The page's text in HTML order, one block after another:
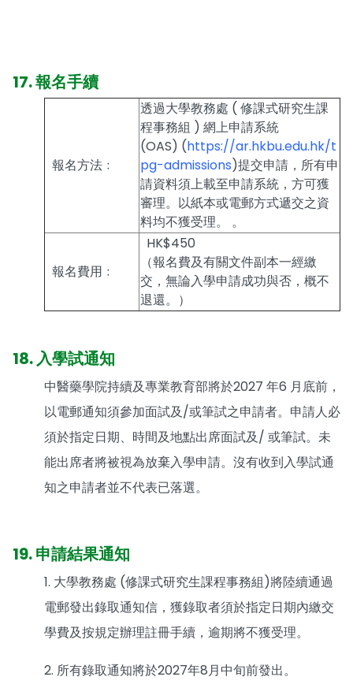
17. 報名手續
報名方法﹕
透過大學教務處 ( 修課式研究生課
程事務組 ) 網上申請系統
(OAS) (https://ar.hkbu.edu.hk/t
pg-admissions)提交申請，所有申
請資料須上載至申請系統，方可獲
審理。以紙本或電郵方式遞交之資
料均不獲受理。 。
報名費用﹕
HK$450
（報名費及有關文件副本一經繳
交，無論入學申請成功與否，概不
退還。）
18. 入學試通知
中醫藥學院持續及專業教育部將於2027 年6 月底前，
以電郵通知須參加面試及/或筆試之申請者。申請人必
須於指定日期、時間及地點出席面試及/ 或筆試。未
能出席者將被視為放棄入學申請。沒有收到入學試通
知之申請者並不代表已落選。
19. 申請結果通知
1. 大學教務處 (修課式研究生課程事務組)將陸續通過
電郵發出錄取通知信，獲錄取者須於指定日期內繳交
學費及按規定辦理註冊手續，逾期將不獲受理。
2. 所有錄取通知將於2027年8月中旬前發出。